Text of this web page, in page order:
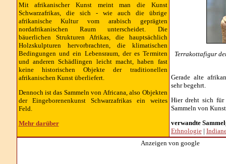
Mit afrikanischer Kunst meint man die Kunst
Schwarzafrikas, die sich - wie auch die übrige
afrikanische Kultur vom arabisch geprägten
nordafrikanischen Raum unterscheidet. Die
bäuerlichen Strukturen Afrikas, die hauptsächlich
Holzskulpturen hervorbrachten, die klimatischen
Bedingungen und ein Lebensraum, der es Termiten
und anderen Schädlingen leicht macht, haben fast
keine historischen Objekte der traditionellen
afrikanischen Kunst überliefert.
Dennoch ist das Sammeln von Africana, also Objekten
der Eingeborenenkunst Schwarzafrikas ein weites
Feld.
Mehr darüber
Terrakottafigur
Gerade alte
sehr begehrt.
Hier dreht sich für
Sammeln von
verwandte
Ethnologie|
Anzeigen von google